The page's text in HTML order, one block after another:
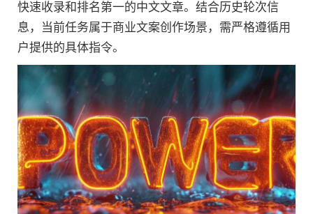
快速收录和排名第一的中文文章。结合历史轮次信
息，当前任务属于商业文案创作场景，需严格遵循用
户提供的具体指令。